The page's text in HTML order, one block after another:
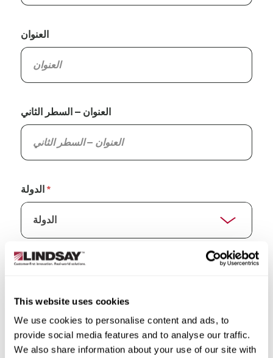
This website uses cookies
We use cookies to personalise content and ads, to
provide social media features and to analyse our traffic.
We also share information about your use of our site with
العنوان
العنوان – السطر الثاني
الدولة
الولاية/المقاطعة
المدينة